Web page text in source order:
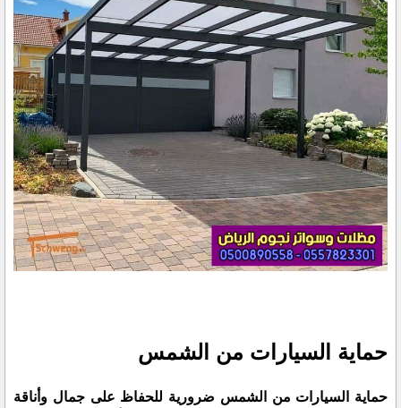
حماية السيارات من الشمس
حماية السيارات من الشمس ضرورية للحفاظ على جمال وأناقة